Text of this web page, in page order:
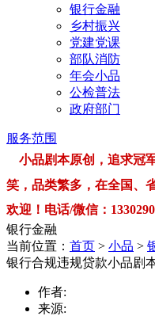
银行金融
乡村振兴
党建党课
部队消防
年会小品
公检普法
政府部门
服务范围
小品剧本原创，追求冠
笑，品类繁多，在全国、
欢迎！电话/微信：
银行金融
当前位置： 首页 > 小品 >
银行合规违规贷款小品剧
作者:
来源: